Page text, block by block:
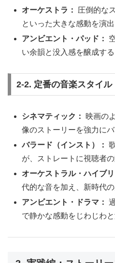
オーケストラ：
圧倒的な
といった大きな感動を演出
アンビエント・パッド：
い余韻と没入感を醸成する
2-2. 定番の音楽スタイル
シネマティック：
映画の
像のストーリーを強力にバ
バラード（インスト）：
が、ストレートに視聴者の
オーケストラル・ハイブリ
代的な音を加え、新時代の
アンビエント・ドラマ：
で静かな感動をじわじわと